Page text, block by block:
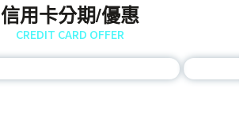
信用卡分期/優惠
CREDIT CARD OFFER